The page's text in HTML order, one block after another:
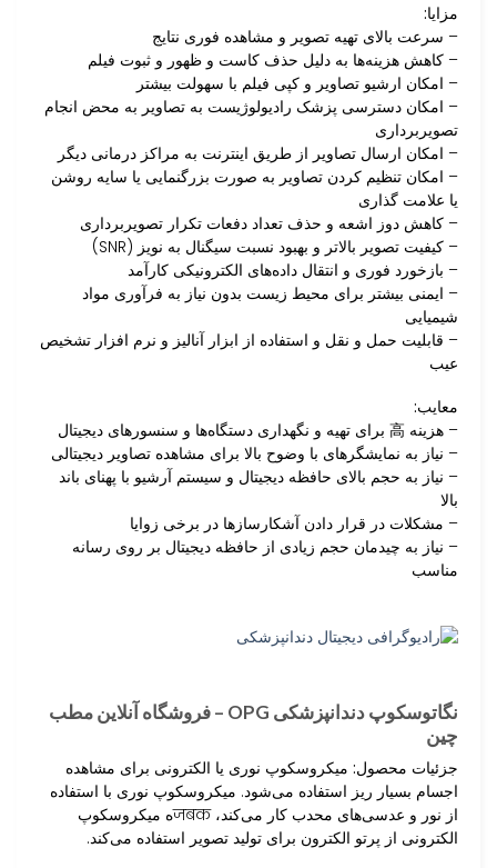
مزایا:
– سرعت بالای تهیه تصویر و مشاهده فوری نتایج
– کاهش هزینه‌ها به دلیل حذف کاست و ظهور و ثبوت فیلم
– امکان ارشیو تصاویر و کپی فیلم با سهولت بیشتر
– امکان دسترسی پزشک رادیولوژیست به تصاویر به محض انجام
تصویربرداری
– امکان ارسال تصاویر از طریق اینترنت به مراکز درمانی دیگر
– امکان تنظیم کردن تصاویر به صورت بزرگنمایی یا سایه روشن
یا علامت گذاری
– کاهش دوز اشعه و حذف تعداد دفعات تکرار تصویربرداری
– کیفیت تصویر بالاتر و بهبود نسبت سیگنال به نویز (SNR)
– بازخورد فوری و انتقال داده‌های الکترونیکی کارآمد
– ایمنی بیشتر برای محیط زیست بدون نیاز به فرآوری مواد
شیمیایی
– قابلیت حمل و نقل و استفاده از ابزار آنالیز و نرم افزار تشخیص
عیب
معایب:
– هزینه 高 برای تهیه و نگهداری دستگاه‌ها و سنسورهای دیجیتال
– نیاز به نمایشگرهای با وضوح بالا برای مشاهده تصاویر دیجیتالی
– نیاز به حجم بالای حافظه دیجیتال و سیستم آرشیو با پهنای باند
بالا
– مشکلات در قرار دادن آشکارسازها در برخی زوایا
– نیاز به چیدمان حجم زیادی از حافظه دیجیتال بر روی رسانه
مناسب
نگاتوسکوپ دندانپزشکی OPG – فروشگاه آنلاین مطب
چین
جزئیات محصول: میکروسکوپ نوری یا الکترونی برای مشاهده
اجسام بسیار ریز استفاده می‌شود. میکروسکوپ نوری با استفاده
از نور و عدسی‌های محدب کار می‌کند، जबकه میکروسکوپ
الکترونی از پرتو الکترون برای تولید تصویر استفاده می‌کند.